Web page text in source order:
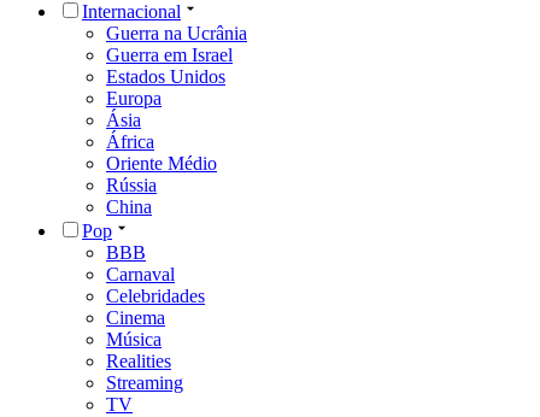
Internacional
Guerra na Ucrânia
Guerra em Israel
Estados Unidos
Europa
Ásia
África
Oriente Médio
Rússia
China
Pop
BBB
Carnaval
Celebridades
Cinema
Música
Realities
Streaming
TV